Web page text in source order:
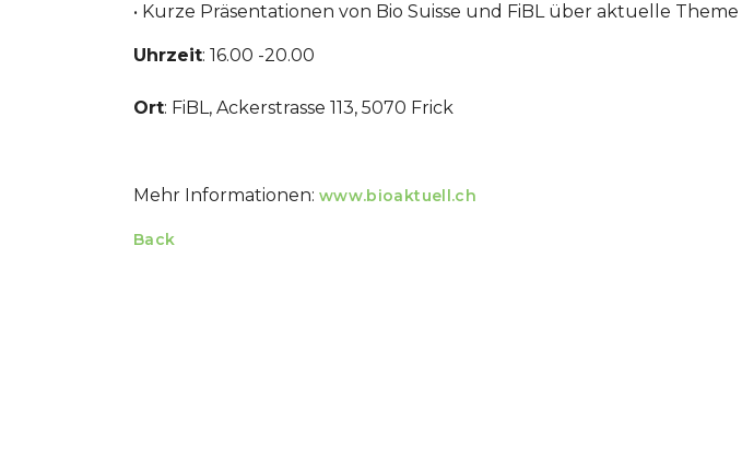
• Kurze Präsentationen von Bio Suisse und FiBL über aktuelle Theme
Uhrzeit: 16.00 -20.00
Ort: FiBL, Ackerstrasse 113, 5070 Frick
Mehr Informationen: www.bioaktuell.ch
Back